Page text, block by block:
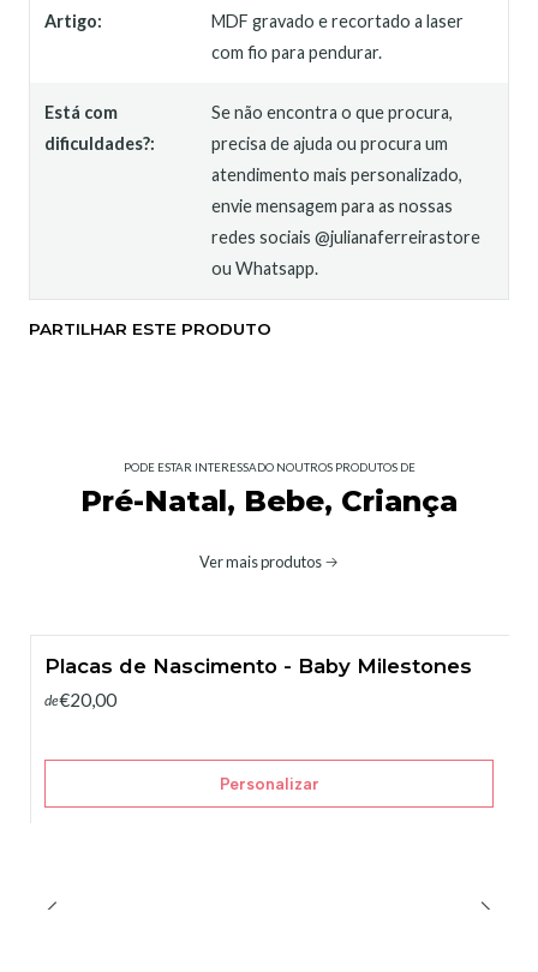
Artigo:
MDF gravado e recortado a laser
com fio para pendurar.
Está com
dificuldades?:
Se não encontra o que procura,
precisa de ajuda ou procura um
atendimento mais personalizado,
envie mensagem para as nossas
redes sociais @julianaferreirastore
ou Whatsapp.
PARTILHAR ESTE PRODUTO
PODE ESTAR INTERESSADO NOUTROS PRODUTOS DE
Pré-Natal, Bebe, Criança
Ver mais produtos
Placas de Nascimento - Baby Milestones
de€20,00
Personalizar